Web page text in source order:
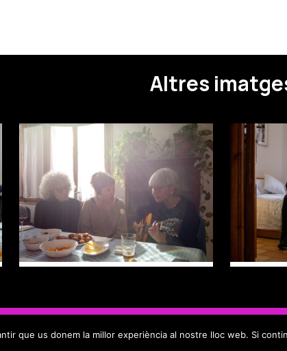
Altres
que us donem la millor experiència al nostre lloc web. Si